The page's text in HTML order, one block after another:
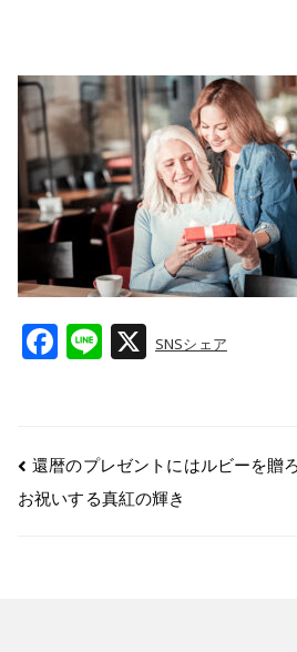
F
e
b
o
Li X
SNSシェア
還暦のプレゼントにはルビーを贈
お祝いする真紅の輝き